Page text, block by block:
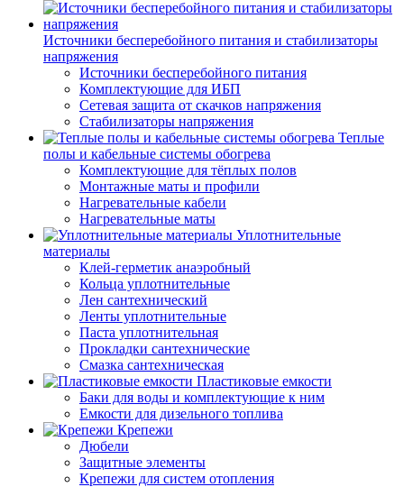
Источники бесперебойного питания и стабилизаторы
напряжения
Источники бесперебойного питания
Комплектующие для ИБП
Сетевая защита от скачков напряжения
Стабилизаторы напряжения
Теплые
полы и кабельные системы обогрева
Комплектующие для тёплых полов
Монтажные маты и профили
Нагревательные кабели
Нагревательные маты
Уплотнительные
материалы
Клей-герметик анаэробный
Кольца уплотнительные
Лен сантехнический
Ленты уплотнительные
Паста уплотнительная
Прокладки сантехнические
Смазка сантехническая
Пластиковые емкости
Баки для воды и комплектующие к ним
Емкости для дизельного топлива
Крепежи
Дюбели
Защитные элементы
Крепежи для систем отопления